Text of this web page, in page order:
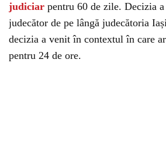
judiciar pentru 60 de zile. Decizia
judecător de pe lângă judecătoria
decizia a venit în contextul în care
pentru 24 de ore.